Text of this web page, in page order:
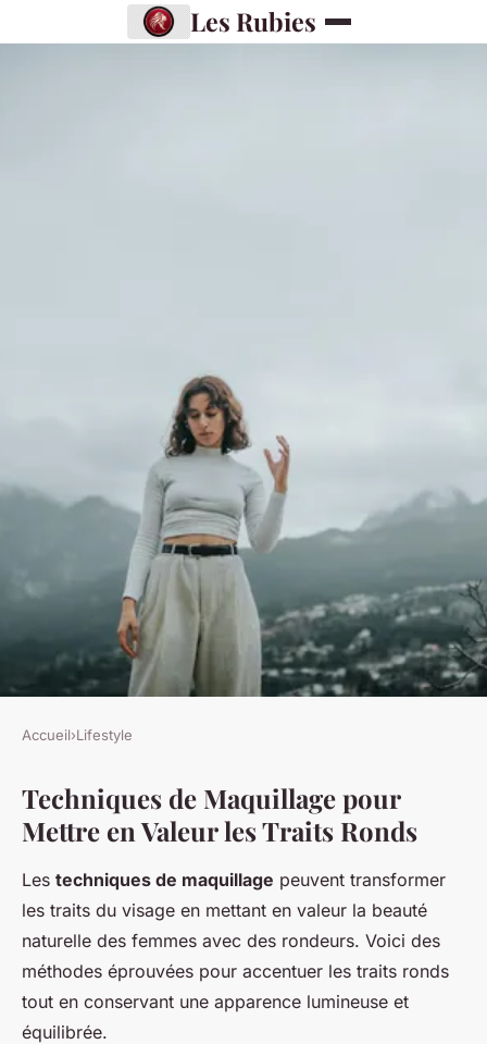
Les Rubies
LIFESTYLE
Sublimez Votre Beauté :
Astuces de Maquillage
Spécialement Conçues pour
les Femmes Rondeurs
Lou • 22 avril 2025 5 min de lecture
Accueil›Lifestyle
Techniques de Maquillage pour
Mettre en Valeur les Traits Ronds
Les techniques de maquillage peuvent transformer
les traits du visage en mettant en valeur la beauté
naturelle des femmes avec des rondeurs. Voici des
méthodes éprouvées pour accentuer les traits ronds
tout en conservant une apparence lumineuse et
équilibrée.